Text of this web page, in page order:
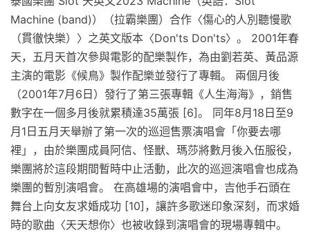
Machine (band)）（拉霸樂團）合作〈傷心的人別聽慢歌
（貫徹快樂）〉之英文版本〈Don'ts Don'ts〉。 2001年春
天，五月天首次參與電影的配樂製作，為由劉若英、黃品源
主演的電影《候鳥》製作配樂並發行了專輯。 兩個月後
（2001年7月6日）發行了第三張專輯《人生海海》，銷售
數字在一個多月後就累積達35萬張 [6]。 同年8月18日至9
月1日五月天舉辦了第一次的巡迴售票演唱會「你要去哪
裡」，由於樂團成員阿信、怪獸、瑪莎將數月後入伍服役，
樂團將於這段期間暫時中止活動，此次的巡迴演唱會也成為
樂團的暫別演唱會。 在高雄場的演唱會中，吉他手石頭在
舞台上向女友求婚成功 [10]，讓許多歌迷印象深刻，而求婚
時的歌曲〈天天想你〉也被收錄到演唱會的現場專輯中。